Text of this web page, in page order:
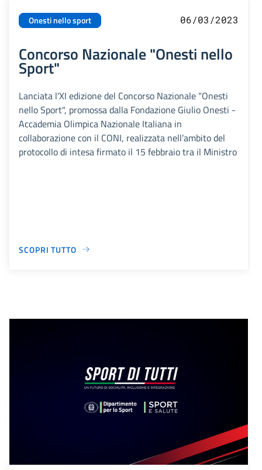
Onesti nello sport 06/03/2023
Concorso Nazionale "Onesti nello
Sport"
Lanciata l'XI edizione del Concorso Nazionale "Onesti
nello Sport", promossa dalla Fondazione Giulio Onesti -
Accademia Olimpica Nazionale Italiana in
collaborazione con il CONI, realizzata nell’ambito del
protocollo di intesa firmato il 15 febbraio tra il Ministro
SCOPRI TUTTO